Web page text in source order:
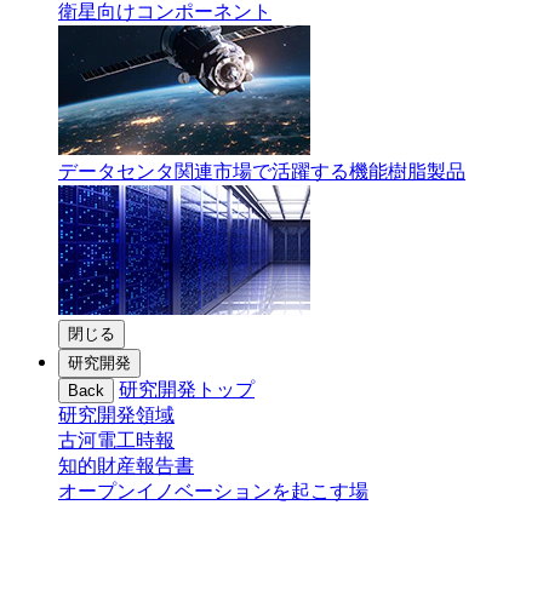
衛星向けコンポーネント
データセンタ関連市場で活躍する機能樹脂製品
閉じる
研究開発
Back
研究開発トップ
研究開発領域
古河電工時報
知的財産報告書
オープンイノベーションを起こす場